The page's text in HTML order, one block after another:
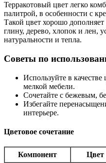
Терракотовый цвет легко
палитрой, в особенности с
Такой цвет хорошо
глину, дерево, хлопок и лен,
натуральности и тепла.
Советы по
Используйте в качестве
мелкой мебели.
Сочетайте с бежевым,
Избегайте
интерьере.
Цветовое сочетание
Компонент Цвет